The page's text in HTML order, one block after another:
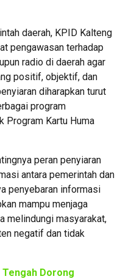
daerah, KPID Kalteng
pengawasan terhadap
radio di daerah agar
positif, objektif, dan
diharapkan turut
program
Program Kartu Huma
peran penyiaran
antara pemerintah dan
penyebaran informasi
mampu menjaga
melindungi masyarakat,
negatif dan tidak
Tengah Dorong